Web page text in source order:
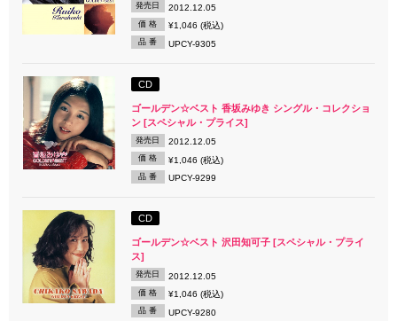
発売日 2012.12.05
価 格 ¥1,046 (税込)
品 番 UPCY-9305
CD
ゴールデン☆ベスト 香坂みゆき シングル・コレクショ
ン [スペシャル・プライス]
発売日 2012.12.05
価 格 ¥1,046 (税込)
品 番 UPCY-9299
CD
ゴールデン☆ベスト 沢田知可子 [スペシャル・プライ
ス]
発売日 2012.12.05
価 格 ¥1,046 (税込)
品 番 UPCY-9280